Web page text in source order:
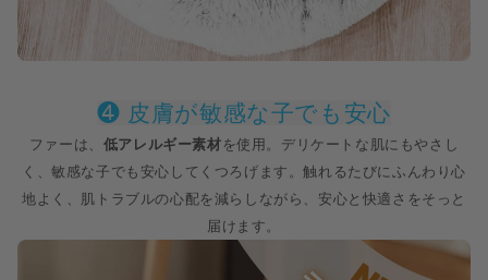
❹ 皮膚が敏感な子でも安心
ファーは、 低アレルギー素材 を使用。デリケートな肌にもやさし
く、敏感な子でも安心してくつろげます。触れるたびにふんわり心
地よく、肌トラブルの心配を減らしながら、安心と快適さをそっと
届けます。